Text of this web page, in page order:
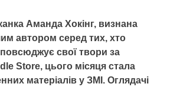
Аманда Хокінг, визнана
автором серед тих, хто
свої твори за
Store, цього місяця стала
матеріалів у ЗМІ. Оглядачі